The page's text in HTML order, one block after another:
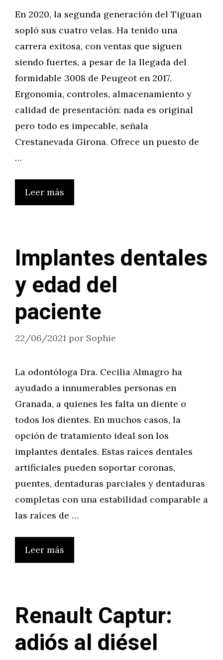
En 2020, la segunda generación del Tiguan
sopló sus cuatro velas. Ha tenido una
carrera exitosa, con ventas que siguen
siendo fuertes, a pesar de la llegada del
formidable 3008 de Peugeot en 2017.
Ergonomía, controles, almacenamiento y
calidad de presentación: nada es original
pero todo es impecable, señala
Crestanevada Girona. Ofrece un puesto de
…
Leer más
Implantes dentales
y edad del
paciente
22/06/2021 por Sophie
La odontóloga Dra. Cecilia Almagro ha
ayudado a innumerables personas en
Granada, a quienes les falta un diente o
todos los dientes. En muchos casos, la
opción de tratamiento ideal son los
implantes dentales. Estas raíces dentales
artificiales pueden soportar coronas,
puentes, dentaduras parciales y dentaduras
completas con una estabilidad comparable a
las raíces de …
Leer más
Renault Captur:
adiós al diésel